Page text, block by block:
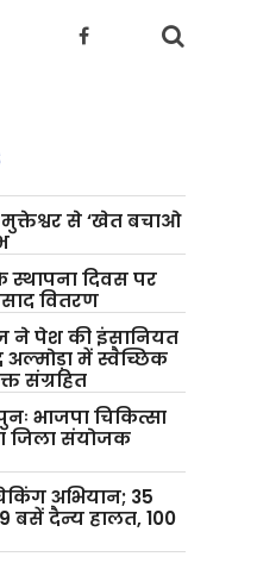
से ‘खेत बचाओ
स्थापना दिवस पर
वितरण
ने पेश की इंसानियत
में स्वैच्छिक
संग्रहित
भाजपा चिकित्सा
जिला संयोजक
अभियान; 35
बसें दैन्य हालत, 100